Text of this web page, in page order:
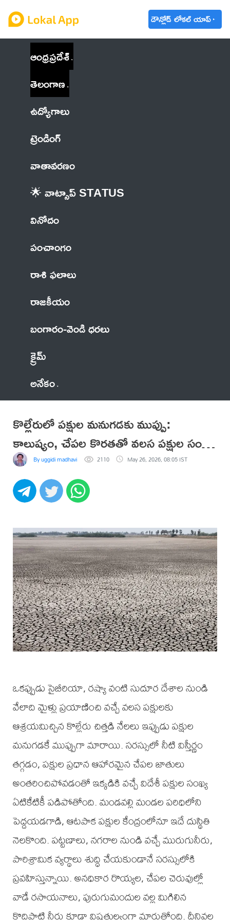
డౌన్లోడ్ లోకల్ యాప్
ఆంధ్రప్రదేశ్
తెలంగాణ
ఉద్యోగాలు
ట్రెండింగ్
వాతావరణం
🌟 వాట్సాప్ STATUS
వినోదం
పంచాంగం
రాశి ఫలాలు
రాజకీయం
బంగారం-వెండి ధరలు
క్రైమ్
అనేకం
కొల్లేరులో పక్షుల మనుగడకు ముప్పు:
కాలుష్యం, చేపల కొరతతో వలస పక్షుల సంఖ్య
తగ్గుదలBy uggidi madhavi 2110 May 26, 2026, 08:05 IST
ఒకప్పుడు సైబీరియా, రష్యా వంటి సుదూర దేశాల నుండి
వేలాది మైళ్లు ప్రయాణించి వచ్చే వలస పక్షులకు
ఆశ్రయమిచ్చిన కొల్లేరు చిత్తడి నేలలు ఇప్పుడు పక్షుల
మనుగడకే ముప్పుగా మారాయి. సరస్సులో నీటి విస్తీర్ణం
తగ్గడం, పక్షుల ప్రధాన ఆహారమైన చేపల జాతులు
అంతరించిపోవడంతో ఇక్కడికి వచ్చే విదేశీ పక్షుల సంఖ్య
ఏటికేటికీ పడిపోతోంది. మండవల్లి మండల పరిధిలోని
పెద్దయడగాడి, ఆటపాక పక్షుల కేంద్రంలోనూ ఇదే దుస్థితి
నెలకొంది. పట్టణాలు, నగరాల నుండి వచ్చే మురుగునీరు,
పారిశ్రామిక వ్యర్థాలు శుద్ధి చేయకుండానే సరస్సులోకి
ప్రవహిస్తున్నాయి. అనధికార రొయ్యల, చేపల చెరువుల్లో
వాడే రసాయనాలు, పురుగుమందుల వల్ల మిగిలిన
కొద్దిపాటి నీరు కూడా విషతుల్యంగా మారుతోంది. దీనివల్ల